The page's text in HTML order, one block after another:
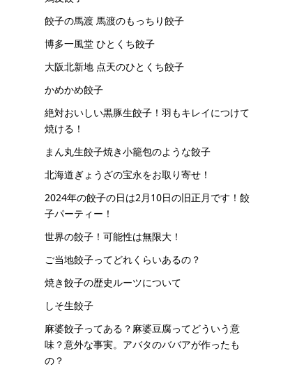
餃子の馬渡 馬渡のもっちり餃子
博多一風堂 ひとくち餃子
大阪北新地 点天のひとくち餃子
かめかめ餃子
絶対おいしい黒豚生餃子！羽もキレイにつけて
焼ける！
まん丸生餃子焼き小籠包のような餃子
北海道ぎょうざの宝永をお取り寄せ！
2024年の餃子の日は2月10日の旧正月です！餃
子パーティー！
世界の餃子！可能性は無限大！
ご当地餃子ってどれくらいあるの？
焼き餃子の歴史ルーツについて
しそ生餃子
麻婆餃子ってある？麻婆豆腐ってどういう意
味？意外な事実。アバタのババアが作ったも
の？